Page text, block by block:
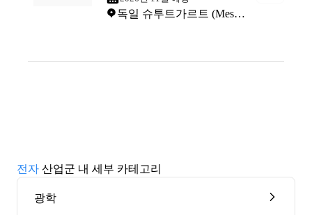
독일 슈투트가르트 (Messe Stuttgart)
전자 산업군 내 세부 카테고리
광학